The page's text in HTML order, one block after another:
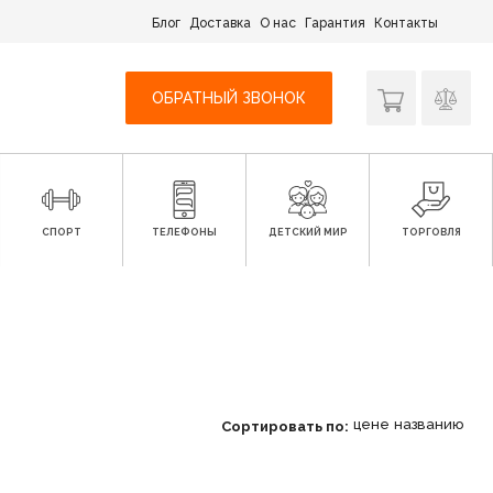
Блог Доставка О нас Гарантия Контакты
ОБРАТНЫЙ ЗВОНОК
СПОРТ ТЕЛЕФОНЫ ДЕТСКИЙ МИР ТОРГОВЛЯ
Сортировать по: цене названию